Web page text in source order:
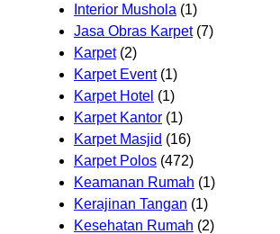
Interior Mushola (1)
Jasa Obras Karpet(7)
Karpet(2)
Karpet Event(1)
Karpet Hotel (1)
Karpet Kantor (1)
Karpet Masjid (16)
Karpet Polos (472)
Keamanan Rumah (1)
Kerajinan Tangan (1)
Kesehatan Rumah (2)